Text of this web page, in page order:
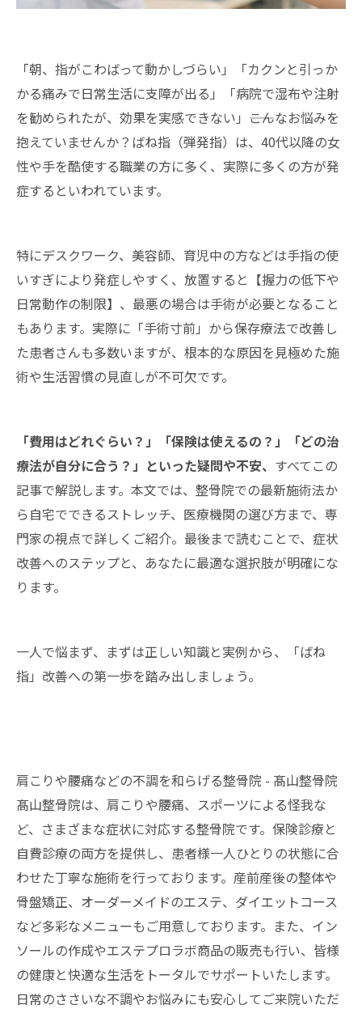
「朝、指がこわばって動かしづらい」「カクンと引っか
かる痛みで日常生活に支障が出る」「病院で湿布や注射
を勧められたが、効果を実感できない」――こんなお悩みを
抱えていませんか？ばね指（弾発指）は、40代以降の女
性や手を酷使する職業の方に多く、実際に多くの方が発
症するといわれています。
特にデスクワーク、美容師、育児中の方などは手指の使
いすぎにより発症しやすく、放置すると【握力の低下や
日常動作の制限】、最悪の場合は手術が必要となること
もあります。実際に「手術寸前」から保存療法で改善し
た患者さんも多数いますが、根本的な原因を見極めた施
術や生活習慣の見直しが不可欠です。
「費用はどれぐらい？」「保険は使えるの？」「どの治
療法が自分に合う？」といった疑問や不安、 すべてこの
記事で解説します。本文では、整骨院での最新施術法か
ら自宅でできるストレッチ、医療機関の選び方まで、専
門家の視点で詳しくご紹介。最後まで読むことで、症状
改善へのステップと、あなたに最適な選択肢が明確にな
ります。
一人で悩まず、まずは正しい知識と実例から、「ばね
指」改善への第一歩を踏み出しましょう。
肩こりや腰痛などの不調を和らげる整骨院 - 髙山整骨院
髙山整骨院は、肩こりや腰痛、スポーツによる怪我な
ど、さまざまな症状に対応する整骨院です。保険診療と
自費診療の両方を提供し、患者様一人ひとりの状態に合
わせた丁寧な施術を行っております。産前産後の整体や
骨盤矯正、オーダーメイドのエステ、ダイエットコース
など多彩なメニューもご用意しております。また、イン
ソールの作成やエステプロラボ商品の販売も行い、皆様
の健康と快適な生活をトータルでサポートいたします。
日常のささいな不調やお悩みにも安心してご来院いただ